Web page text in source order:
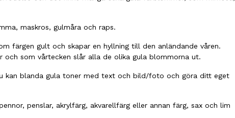
maskros, gulmåra och raps.
färgen gult och skapar en hyllning till den anländande våren.
som vårtecken slår alla de olika gula blommorna ut.
kan blanda gula toner med text och bild/foto och göra ditt eget
penslar, akrylfärg, akvarellfärg eller annan färg, sax och lim